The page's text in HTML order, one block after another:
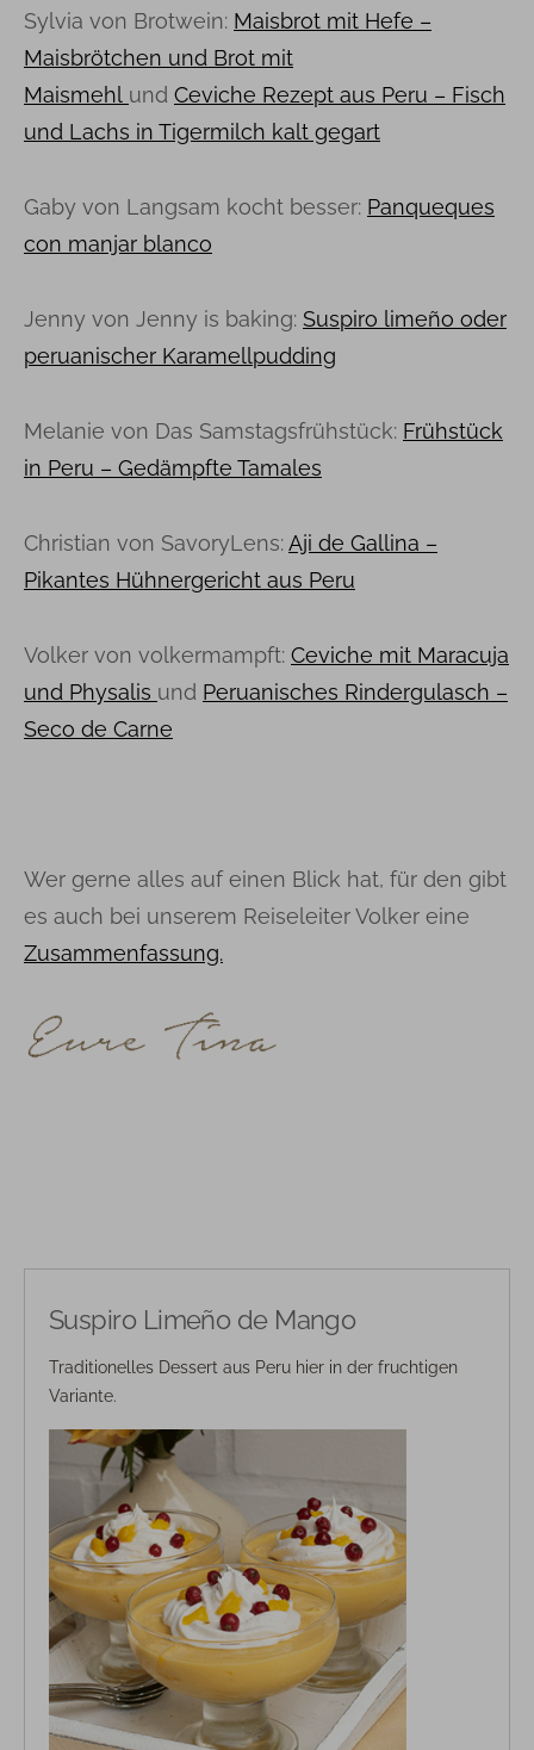
Sylvia von Brotwein: Maisbrot mit Hefe –
Maisbrötchen und Brot mit
Maismehl und Ceviche Rezept aus Peru – Fisch
und Lachs in Tigermilch kalt gegart
Gaby von Langsam kocht besser: Panqueques
con manjar blanco
Jenny von Jenny is baking: Suspiro limeño oder
peruanischer Karamellpudding
Melanie von Das Samstagsfrühstück: Frühstück
in Peru – Gedämpfte Tamales
Christian von SavoryLens: Aji de Gallina –
Pikantes Hühnergericht aus Peru
Volker von volkermampft: Ceviche mit Maracuja
und Physalis und Peruanisches Rindergulasch –
Seco de Carne
Wer gerne alles auf einen Blick hat, für den gibt
es auch bei unserem Reiseleiter Volker eine
Zusammenfassung.
Suspiro Limeño de Mango
Traditionelles Dessert aus Peru hier in der fruchtigen
Variante.